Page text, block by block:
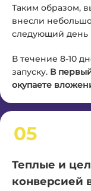
Таким образом,
внесли
следующий день
В течение 8-10
запуску. В
окупаете
05
Теплые и
конверсией